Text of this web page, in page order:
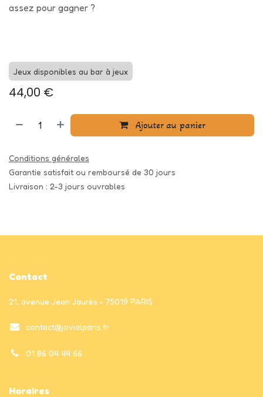
assez pour gagner ?
Jeux disponibles au bar à jeux
44,00 €
Ajouter au panier
Conditions générales
Garantie satisfait ou remboursé de 30 jours
Livraison : 2-3 jours ouvrables
Contact
21, avenue Jean Jaurès - 75019 PARIS
contact@jovialparis.fr
01 86 04 44 66
Horaires